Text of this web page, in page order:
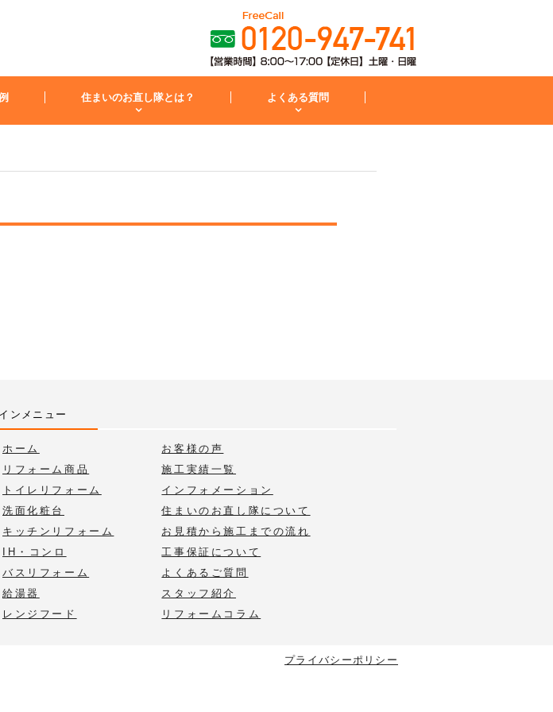
レンジフード IH・コンロ
バスルーム 洗面化粧台 コンロ
住まいのお直し隊とは？
お客様の声 お見積から施工までの流れ
よくある質問
ンメニュー
ホーム
リフォーム商品
トイレリフォーム
洗面化粧台
キッチンリフォーム
IH・コンロ
バスリフォーム
給湯器
レンジフード
お客様の声
施工実績一覧
インフォメーション
住まいのお直し隊について
お見積から施工までの流れ
工事保証について
よくあるご質問
スタッフ紹介
リフォームコラム
プライバシーポリシー